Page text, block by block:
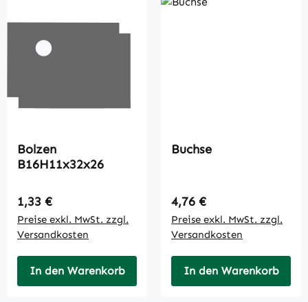
Bolzen
B16H11x32x26
Regulärer Preis:
1,33 €
Preise exkl. MwSt. zzgl.
Versandkosten
In den Warenkorb
Buchse
Regulärer Preis:
4,76 €
Preise exkl. MwSt. zzgl.
Versandkosten
In den Warenkorb